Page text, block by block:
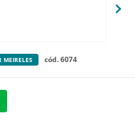
MEIRELES cód. 6074